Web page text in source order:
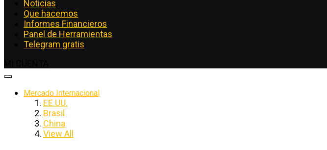
Noticias
Que hacemos
Informes Financieros
Panel de Herramientas
Telegram gratis
Mercado Internacional
EE.UU.
Brasil
China
View All